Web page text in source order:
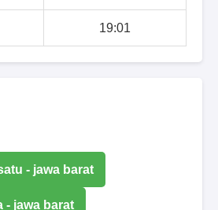
19:01
- jawa barat
- jawa barat